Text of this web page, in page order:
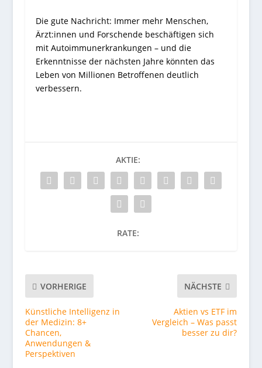
Die gute Nachricht: Immer mehr Menschen,
Ärzt:innen und Forschende beschäftigen sich
mit Autoimmunerkrankungen – und die
Erkenntnisse der nächsten Jahre könnten das
Leben von Millionen Betroffenen deutlich
verbessern.
AKTIE:
RATE:
VORHERIGE
Künstliche Intelligenz in
der Medizin: 8+
Chancen,
Anwendungen &
Perspektiven
NÄCHSTE
Aktien vs ETF im
Vergleich – Was passt
besser zu dir?